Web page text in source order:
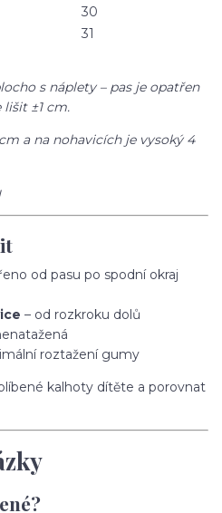
30
31
s náplety – pas je opatřen
±1 cm.
a na nohavicích je vysoký 4
od pasu po spodní okraj
– od rozkroku dolů
roztažení gumy
kalhoty dítěte a porovnat